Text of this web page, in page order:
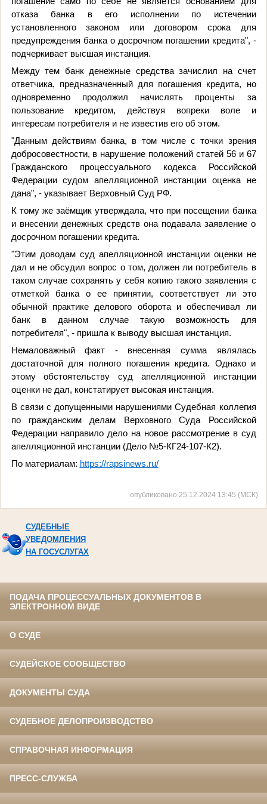
отказа банка в его исполнении по истечении
установленного законом или договором срока для
предупреждения банка о досрочном погашении кредита", -
подчеркивает высшая инстанция.
Между тем банк денежные средства зачислил на счет
ответчика, предназначенный для погашения кредита, но
одновременно продолжил начислять проценты за
пользование кредитом, действуя вопреки воле и
интересам потребителя и не известив его об этом.
"Данным действиям банка, в том числе с точки зрения
добросовестности, в нарушение положений статей 56 и 67
Гражданского процессуального кодекса Российской
Федерации судом апелляционной инстанции оценка не
дана", - указывает Верховный Суд РФ.
К тому же заёмщик утверждала, что при посещении банка
и внесении денежных средств она подавала заявление о
досрочном погашении кредита.
"Этим доводам суд апелляционной инстанции оценки не
дал и не обсудил вопрос о том, должен ли потребитель в
таком случае сохранять у себя копию такого заявления с
отметкой банка о ее принятии, соответствует ли это
обычной практике делового оборота и обеспечивал ли
банк в данном случае такую возможность для
потребителя", - пришла к выводу высшая инстанция.
Немаловажный факт - внесенная сумма являлась
достаточной для полного погашения кредита. Однако и
этому обстоятельству суд апелляционной инстанции
оценки не дал, констатирует высокая инстанция.
В связи с допущенными нарушениями Судебная коллегия
по гражданским делам Верховного Суда Российской
Федерации направило дело на новое рассмотрение в суд
апелляционной инстанции (Дело №5-КГ24-107-К2).
По материалам: https://rapsinews.ru/
опубликовано 25.12.2024 13:45 (МСК)
СУДЕБНЫЕ
УВЕДОМЛЕНИЯ
НА ГОСУСЛУГАХ
ПОДАЧА ПРОЦЕССУАЛЬНЫХ ДОКУМЕНТОВ В
ЭЛЕКТРОННОМ ВИДЕ
О СУДЕ
СУДЕЙСКОЕ СООБЩЕСТВО
ДОКУМЕНТЫ СУДА
СУДЕБНОЕ ДЕЛОПРОИЗВОДСТВО
СПРАВОЧНАЯ ИНФОРМАЦИЯ
ПРЕСС-СЛУЖБА